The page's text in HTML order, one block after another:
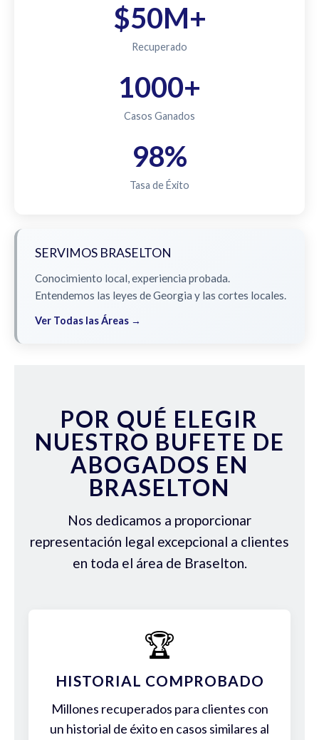
$50M+
Recuperado
1000+
Casos Ganados
98%
Tasa de Éxito
SERVIMOS BRASELTON
Conocimiento local, experiencia probada.
Entendemos las leyes de Georgia y las cortes locales.
Ver Todas las Áreas →
POR QUÉ ELEGIR
NUESTRO BUFETE DE
ABOGADOS EN
BRASELTON
Nos dedicamos a proporcionar
representación legal excepcional a clientes
en toda el área de Braselton.
🏆
HISTORIAL COMPROBADO
Millones recuperados para clientes con
un historial de éxito en casos similares al